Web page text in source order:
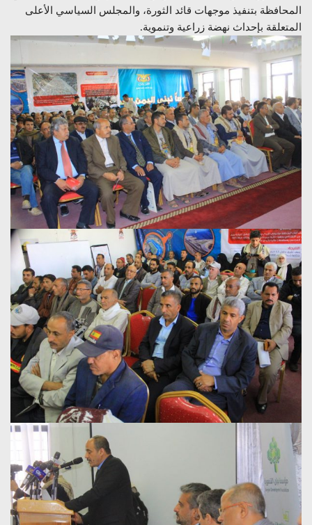
المحافظة بتنفيذ موجهات قائد الثورة، والمجلس السياسي الأعلى
المتعلقة بإحداث نهضة زراعية وتنموية.